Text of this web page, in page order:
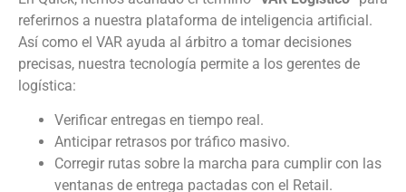
referirnos a nuestra plataforma de inteligencia artificial.
Así como el VAR ayuda al árbitro a tomar decisiones
precisas, nuestra tecnología permite a los gerentes de
logística:
Verificar entregas en tiempo real.
Anticipar retrasos por tráfico masivo.
Corregir rutas sobre la marcha para cumplir con las
ventanas de entrega pactadas con el Retail.